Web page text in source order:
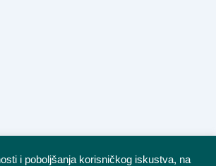
i poboljšanja korisničkog iskustva, na